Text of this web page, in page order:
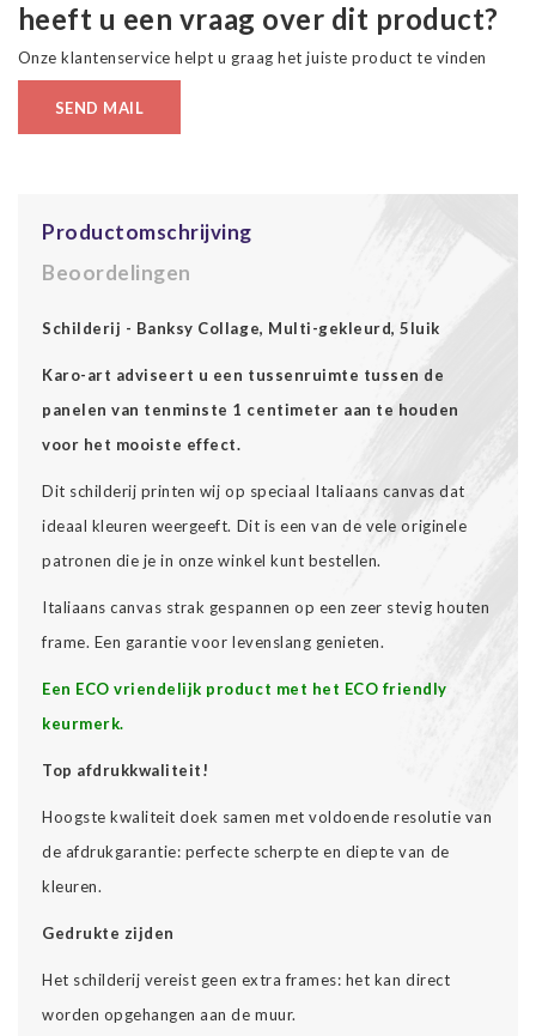
heeft u een vraag over dit product?
Onze klantenservice helpt u graag het juiste product te vinden
SEND MAIL
Productomschrijving
Beoordelingen
Schilderij - Banksy Collage, Multi-gekleurd, 5luik
Karo-art adviseert u een tussenruimte tussen de
panelen van tenminste 1 centimeter aan te houden
voor het mooiste effect.
Dit schilderij printen wij op speciaal Italiaans canvas dat
ideaal kleuren weergeeft. Dit is een van de vele originele
patronen die je in onze winkel kunt bestellen.
Italiaans canvas strak gespannen op een zeer stevig houten
frame. Een garantie voor levenslang genieten.
Een ECO vriendelijk product met het ECO friendly
keurmerk.
Top afdrukkwaliteit!
Hoogste kwaliteit doek samen met voldoende resolutie van
de afdrukgarantie: perfecte scherpte en diepte van de
kleuren.
Gedrukte zijden
Het schilderij vereist geen extra frames: het kan direct
worden opgehangen aan de muur.